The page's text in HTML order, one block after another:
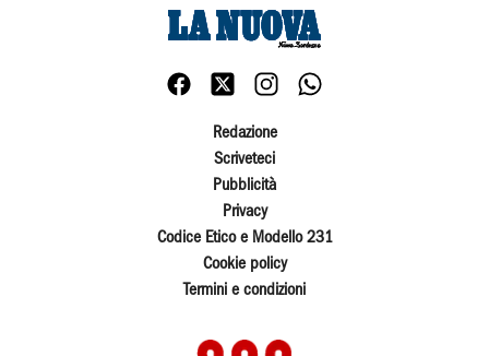
Redazione
Scriveteci
Pubblicità
Privacy
Codice Etico e Modello 231
Cookie policy
Termini e condizioni